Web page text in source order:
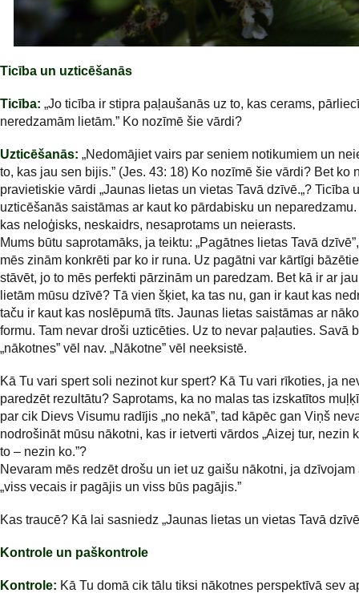
Ticība un uzticēšanās
Ticība: „Jo ticība ir stipra paļaušanās uz to, kas cerams,
neredzamām lietām.” Ko nozīmē šie vārdi?
Uzticēšanās: „Nedomājiet vairs par seniem notikumiem un
to, kas jau sen bijis.” (Jes. 43: 18) Ko nozīmē šie vārdi? Bet ko
pravietiskie vārdi „Jaunas lietas un vietas Tavā dzīvē.„? Ticība
uzticēšanās saistāmas ar kaut ko pārdabisku un neparedzamu.
kas neloģisks, neskaidrs, nesaprotams un neierasts.
Mums būtu saprotamāks, ja teiktu: „Pagātnes lietas Tavā
mēs zinām konkrēti par ko ir runa. Uz pagātni var kārtīgi
stāvēt, jo to mēs perfekti pārzinām un paredzam. Bet kā ir ar
lietām mūsu dzīvē? Tā vien šķiet, ka tas nu, gan ir kaut kas
taču ir kaut kas noslēpumā tīts. Jaunas lietas saistāmas ar
formu. Tam nevar droši uzticēties. Uz to nevar paļauties. Savā
„nākotnes” vēl nav. „Nākotne” vēl neeksistē.
Kā Tu vari spert soli nezinot kur spert? Kā Tu vari rīkoties, ja
paredzēt rezultātu? Saprotams, ka no malas tas izskatītos
par cik Dievs Visumu radījis „no nekā”, tad kāpēc gan Viņš
nodrošināt mūsu nākotni, kas ir ietverti vārdos „Aizej tur, nezin
to – nezin ko.”?
Nevaram mēs redzēt drošu un iet uz gaišu nākotni, ja dzīvojam
„viss vecais ir pagājis un viss būs pagājis.”
Kas traucē? Kā lai sasniedz „Jaunas lietas un vietas Tavā
Kontrole un paškontrole
Kontrole: Kā Tu domā cik tālu tiksi nākotnes perspektīvā sev